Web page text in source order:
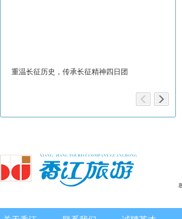
重温长征历史，传承长征精神四日团